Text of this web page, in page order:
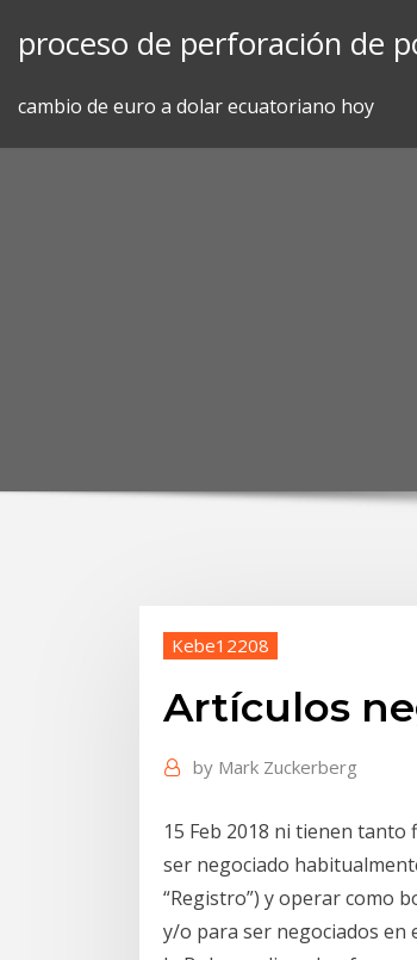
proceso de perforación de
cambio de euro a dolar ecuatoriano hoy
Kebe12208
Artículos
by Mark Zuckerberg
15 Feb 2018 ni tienen
ser negociado
“Registro”) y operar como
y/o para ser negociados en